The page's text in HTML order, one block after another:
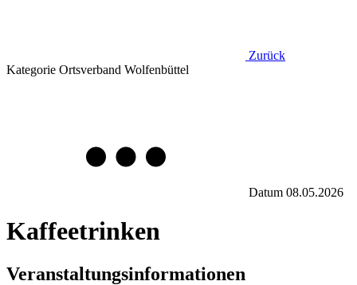
Zurück
Kategorie Ortsverband Wolfenbüttel
Datum 08.05.2026
Kaffeetrinken
Veranstaltungsinformationen